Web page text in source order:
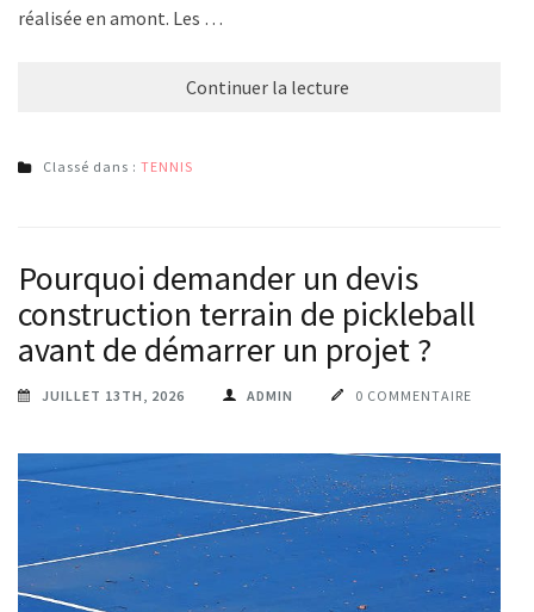
réalisée en amont. Les …
Continuer la lecture
Classé dans : TENNIS
Pourquoi demander un devis
construction terrain de pickleball
avant de démarrer un projet ?
JUILLET 13TH, 2026 ADMIN 0 COMMENTAIRE